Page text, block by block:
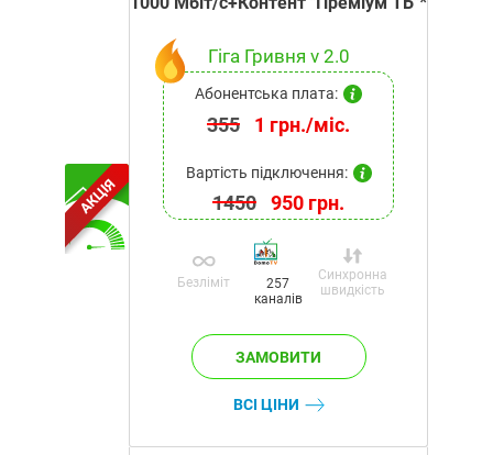
АКЦІЯ
Гіга Гривня v 2.0
Абонентська плата:
355 1 грн./міс.
Вартість підключення:
1450 950 грн.
Безліміт
257
каналів
Синхронна
швидкість
ВСІ ЦІНИ